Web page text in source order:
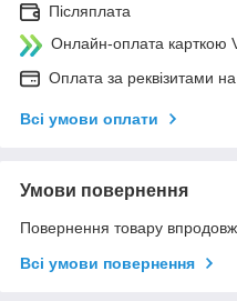
Післяплата
Онлайн-оплата карткою
Оплата за реквізитами
Всі умови оплати
Умови повернення
Повернення товару
Всі умови повернення